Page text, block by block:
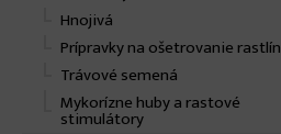
Hnojivá
Prípravky na ošetrovanie rastlín
Trávové semená
Mykorízne huby a rastové
stimulátory